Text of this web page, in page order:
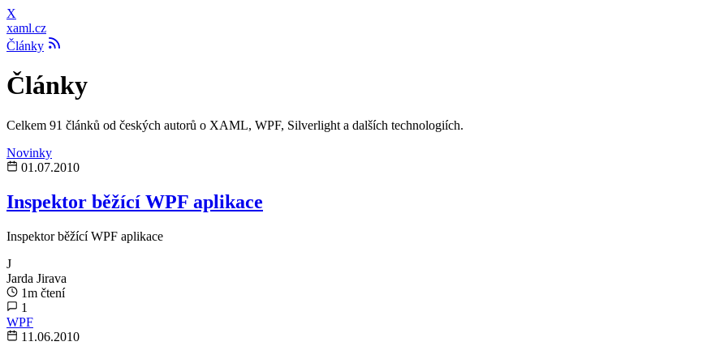
X
xaml.cz
Články
Články
Celkem 91 článků od českých autorů o XAML, WPF, Silverlight a dalších technologiích.
Novinky
01.07.2010
Inspektor běžící WPF aplikace
Inspektor běžící WPF aplikace
J
Jarda Jirava
1m čtení
1
WPF
11.06.2010